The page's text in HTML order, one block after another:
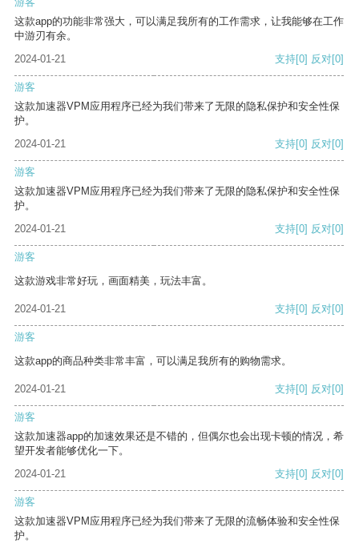
这款app的功能非常强大，可以满足我所有的工作需求，让我能够在工作
中游刃有余。
2024-01-21
支持[0] 反对[0]
游客
这款加速器VPM应用程序已经为我们带来了无限的隐私保护和安全性保
护。
2024-01-21
支持[0] 反对[0]
游客
这款加速器VPM应用程序已经为我们带来了无限的隐私保护和安全性保
护。
2024-01-21
支持[0] 反对[0]
游客
这款游戏非常好玩，画面精美，玩法丰富。
2024-01-21 支持[0] 反对[0]
游客
这款app的商品种类非常丰富，可以满足我所有的购物需求。
2024-01-21 支持[0] 反对[0]
游客
这款加速器app的加速效果还是不错的，但偶尔也会出现卡顿的情况，希
望开发者能够优化一下。
2024-01-21
支持[0] 反对[0]
游客
这款加速器VPM应用程序已经为我们带来了无限的流畅体验和安全性保
护。